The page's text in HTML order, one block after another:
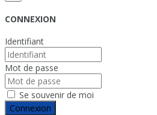
CONNEXION
Identifiant
Mot de passe
Se souvenir de moi
Connexion